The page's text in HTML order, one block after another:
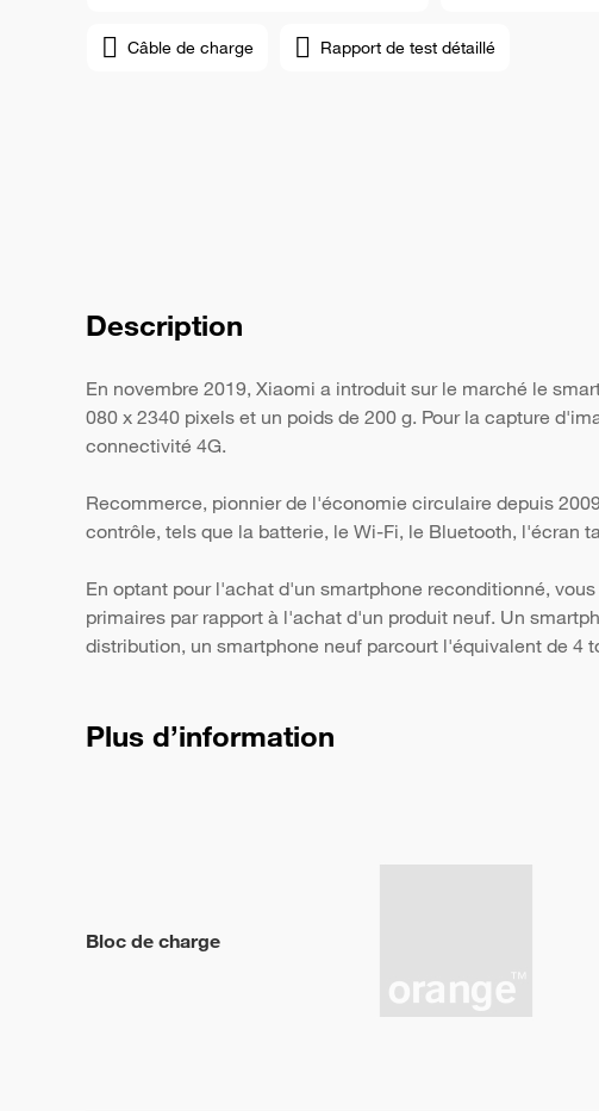
Câble de charge Rapport de test détaillé
Description
En novembre 2019, Xiaomi a introduit sur le marché le
080 x 2340 pixels et un poids de 200 g. Pour la capture
connectivité 4G.
Recommerce, pionnier de l'économie circulaire depuis
contrôle, tels que la batterie, le Wi-Fi, le Bluetooth, l'écran
En optant pour l'achat d'un smartphone reconditionné,
primaires par rapport à l'achat d'un produit neuf. Un
distribution, un smartphone neuf parcourt l'équivalent de 4
Plus d’information
Bloc de charge